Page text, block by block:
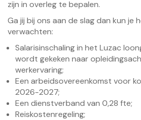
zijn in overleg te bepalen.
Ga jij bij ons aan de slag dan kun je
verwachten:
Salarisinschaling in het Luzac
wordt gekeken naar
werkervaring;
Een arbeidsovereenkomst voor
2026-2027;
Een dienstverband van 0,28 fte;
Reiskostenregeling;